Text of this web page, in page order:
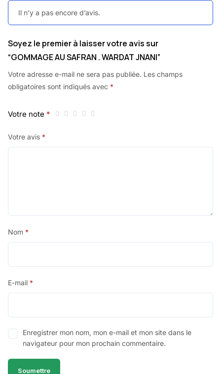
Il n’y a pas encore d’avis.
Soyez le premier à laisser votre avis sur
“GOMMAGE AU SAFRAN . WARDAT JNANI”
Votre adresse e-mail ne sera pas publiée. Les champs
obligatoires sont indiqués avec *
Votre note *
Votre avis *
Nom *
E-mail *
Enregistrer mon nom, mon e-mail et mon site dans le
navigateur pour mon prochain commentaire.